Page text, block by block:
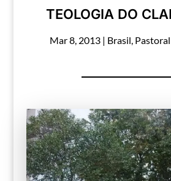
TEOLOGIA DO
Mar 8, 2013| Brasil,